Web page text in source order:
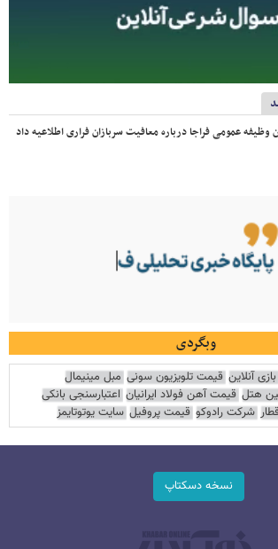
وظیفه عمومی فراجا درباره معافیت سربازان فراری اطلاعیه داد
وبگردی
بازی آنلاین قیمت تلویزیون سونی مبل مینیمال
هتل قیمت آهن فولاد ایرانیان اعتبارسنجی بانکی
شرکت رادوکو قیمت پروفیل سایت یوتوتایمز
نسخه دسکتاپ